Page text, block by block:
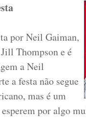
por Neil Gaiman,
Thompson e é
a Neil
a festa não segue
mas é um
esperem por algo